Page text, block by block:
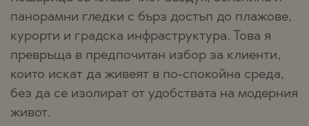
панорамни гледки с бърз достъп до плажове,
курорти и градска инфраструктура. Това я
превръща в предпочитан избор за клиенти,
които искат да живеят в по-спокойна среда,
без да се изолират от удобствата на модерния
живот.